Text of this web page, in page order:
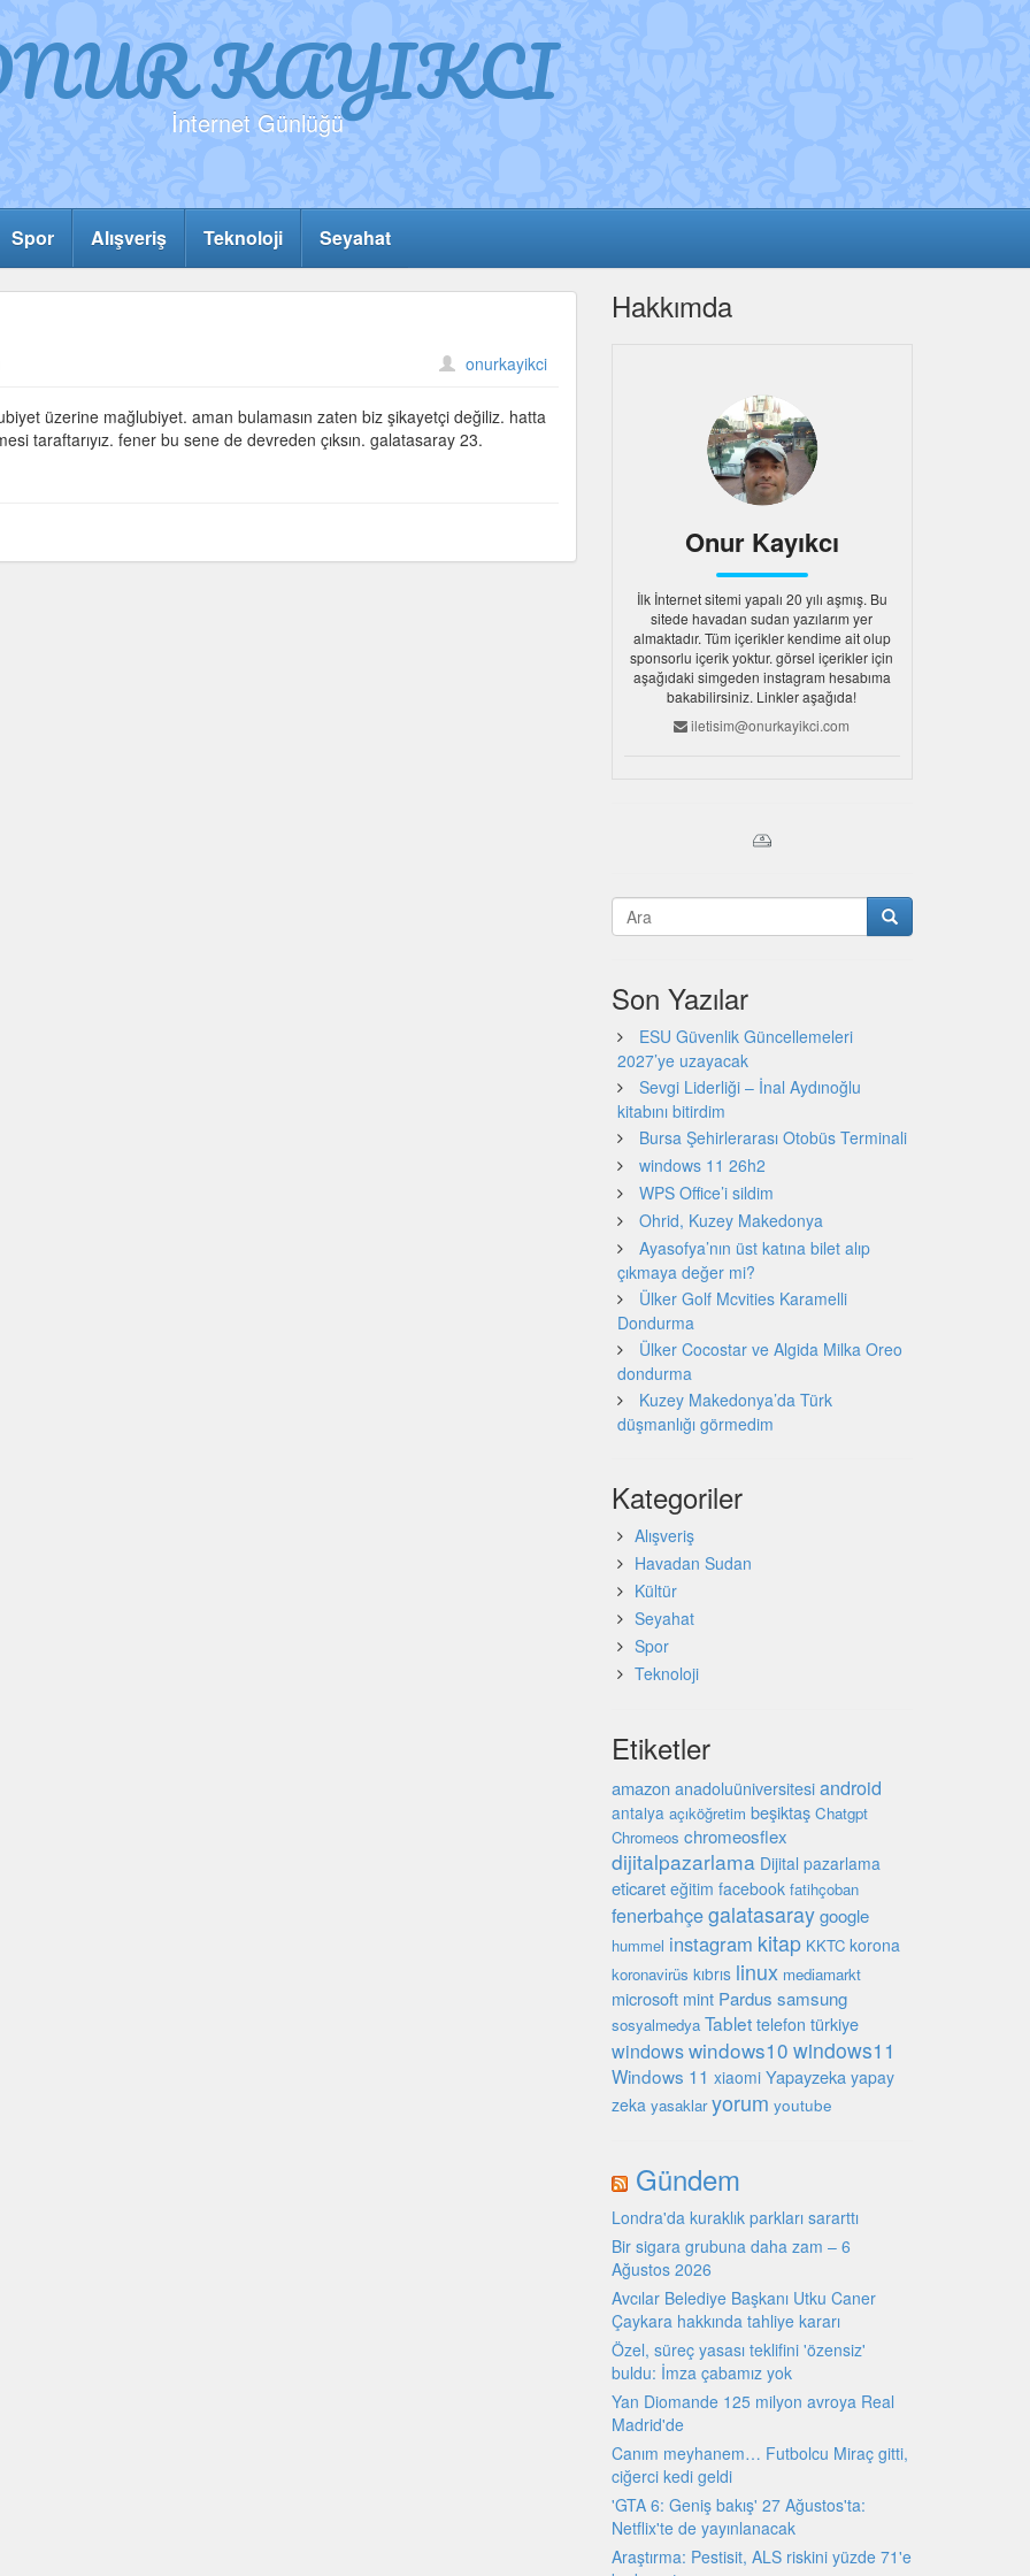
KAYIKCI
İnternet Günlüğü
Spor Alışveriş Teknoloji Seyahat
onurkayikci
üzerine mağlubiyet. aman bulamasın zaten biz şikayetçi değiliz. hatta
taraftarıyız. fener bu sene de devreden çıksın. galatasaray 23.
Hakkımda
Onur Kayıkcı
İlk İnternet sitemi yapalı 20 yılı aşmış. Bu
sitede havadan sudan yazılarım yer
almaktadır. Tüm içerikler kendime ait olup
sponsorlu içerik yoktur. görsel içerikler için
aşağıdaki simgeden instagram hesabıma
bakabilirsiniz. Linkler aşağıda!
iletisim@onurkayikci.com
Son Yazılar
ESU Güvenlik Güncellemeleri
2027’ye uzayacak
Sevgi Liderliği – İnal Aydınoğlu
kitabını bitirdim
Bursa Şehirlerarası Otobüs Terminali
windows 11 26h2
WPS Office’i sildim
Ohrid, Kuzey Makedonya
Ayasofya’nın üst katına bilet alıp
çıkmaya değer mi?
Ülker Golf Mcvities Karamelli
Dondurma
Ülker Cocostar ve Algida Milka Oreo
dondurma
Kuzey Makedonya’da Türk
düşmanlığı görmedim
Kategoriler
Alışveriş
Havadan Sudan
Kültür
Seyahat
Spor
Teknoloji
Etiketler
amazon anadoluüniversitesi android
antalya açıköğretim beşiktaş Chatgpt
Chromeos chromeosflex
dijitalpazarlama Dijital pazarlama
eticaret eğitim facebook fatihçoban
fenerbahçegalatasaray google
hummel instagram kitap KKTC korona
koronavirüs kıbrıs linux mediamarkt
microsoft mint Pardus samsung
sosyalmedya Tablet telefon türkiye
windowswindows10 windows11
Windows 11 xiaomi Yapayzeka yapay
zeka yasaklar yorum youtube
Gündem
Londra'da kuraklık parkları sararttı
Bir sigara grubuna daha zam – 6
Ağustos 2026
Avcılar Belediye Başkanı Utku Caner
Çaykara hakkında tahliye kararı
Özel, süreç yasası teklifini 'özensiz'
buldu: İmza çabamız yok
Yan Diomande 125 milyon avroya Real
Madrid'de
Canım meyhanem… Futbolcu Miraç gitti,
ciğerci kedi geldi
'GTA 6: Geniş bakış' 27 Ağustos'ta:
Netflix'te de yayınlanacak
Araştırma: Pestisit, ALS riskini yüzde 71'e